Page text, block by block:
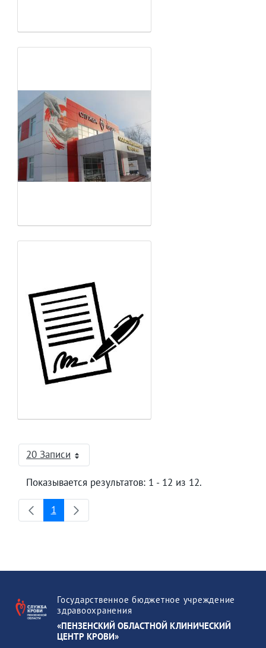
20 ЗаписиНа страницу
Показывается результатов: 1 - 12 из 12.
Страница
1
Государственное бюджетное учреждение
здравоохранения
«ПЕНЗЕНСКИЙ ОБЛАСТНОЙ КЛИНИЧЕСКИЙ
ЦЕНТР КРОВИ»